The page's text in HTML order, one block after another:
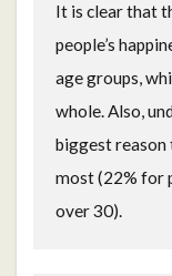
It is clear that
people’s
age groups,
whole. Also,
biggest reason
most (22% for
over 30).